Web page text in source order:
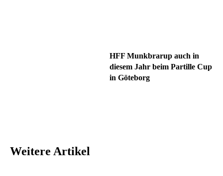
HFF Munkbrarup auch in
diesem Jahr beim Partille Cup
in Göteborg
Weitere Artikel